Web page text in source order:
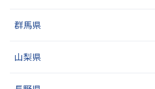
群馬県
山梨県